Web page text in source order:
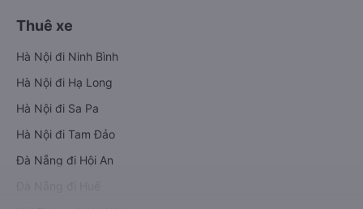
Thuê xe
Hà Nội đi Ninh Bình
Hà Nội đi Hạ Long
Hà Nội đi Sa Pa
Hà Nội đi Tam Đảo
Đà Nẵng đi Hội An